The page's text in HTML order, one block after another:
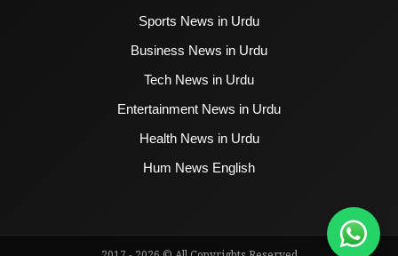
Sports News in Urdu
Business News in Urdu
Tech News in Urdu
Entertainment News in Urdu
Health News in Urdu
Hum News English